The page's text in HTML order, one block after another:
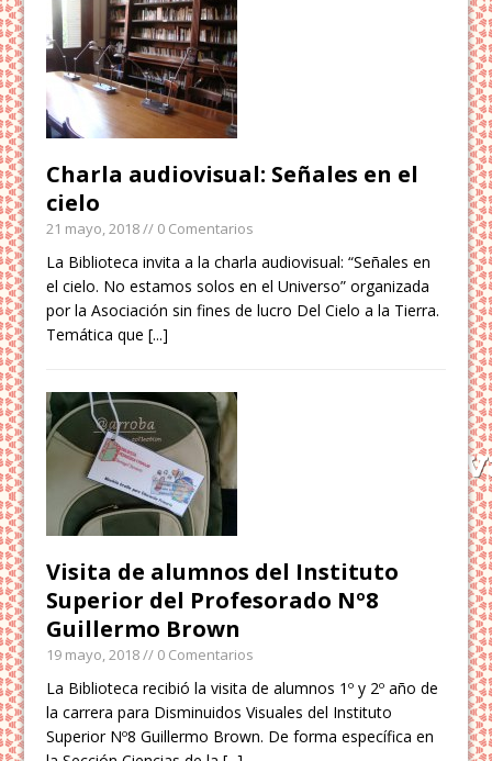
Charla audiovisual: Señales en el
cielo
21 mayo, 2018// 0 Comentarios
La Biblioteca invita a la charla audiovisual: “Señales en
el cielo. No estamos solos en el Universo” organizada
por la Asociación sin fines de lucro Del Cielo a la Tierra.
Temática que[...]
Visita de alumnos del Instituto
Superior del Profesorado Nº8
Guillermo Brown
19 mayo, 2018// 0 Comentarios
La Biblioteca recibió la visita de alumnos 1º y 2º año de
la carrera para Disminuidos Visuales del Instituto
Superior Nº8 Guillermo Brown. De forma específica en